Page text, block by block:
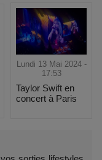
Lundi 13 Mai 2024 -
17:53
Taylor Swift en
concert à Paris